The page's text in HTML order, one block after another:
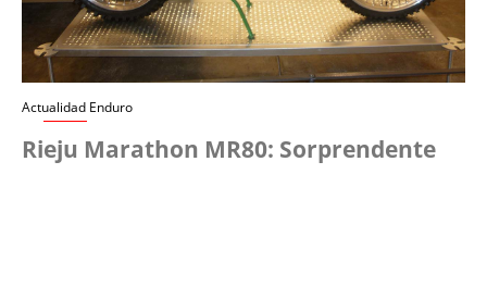
Actualidad Enduro
Rieju Marathon MR80: Sorprendente